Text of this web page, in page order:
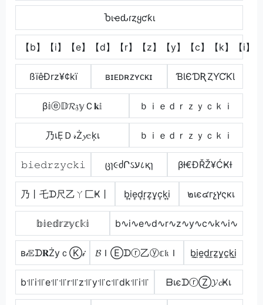
Ⴆιҽԃɾȥყƈƙι
【b】【i】【e】【d】【r】【z】【y】【c】【k】【i】
ßïêÐrz¥¢kï ʙɪᴇᴅʀᴢʏᴄᴋɪ ƁƖЄƊƦȤƳƇƘƖ
β𝕚ⓔ𝔻𝓡𝔷𝕪Ｃ𝐤𝕚 ｂｉｅｄｒｚｙｃｋｉ
乃เẸＤ𝓇Ż𝔂𝕔ķเ ｂｉｅｄｒｚｙｃｋｉ
𝚋𝚒𝚎𝚍𝚛𝚣𝚢𝚌𝚔𝚒 ცɿ૯ძՐઽע८қɿ βƗ€ĐŘŽ¥ĆҜƗ
乃丨乇ᗪ尺乙ㄚ匚Ҝ丨 b͎i͎e͎d͎r͎z͎y͎c͎k͎i͎ ๒เє๔гչץςкเ
𝕓𝕚𝕖𝕕𝕣𝕫𝕪𝕔𝕜𝕚 b∿i∿e∿d∿r∿z∿y∿c∿k∿i∿
в𝒾𝔼ᗪ𝐑ŻуｃⓀ𝒾 𝓑ＩⒺᗪⓡ乙ⓨ𝕔𝔨Ｉ b̼i̼e̼d̼r̼z̼y̼c̼k̼i̼
b꜉꜍i꜉꜍e꜉꜍꜉꜍r꜉꜍z꜉꜍y꜉꜍c꜉꜍dk꜉꜍i꜉꜍ ᗷเєᗪⓡⓏ𝓨𝓬Ҝเ